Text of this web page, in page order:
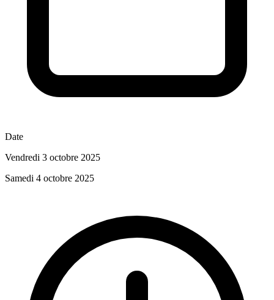
Date
Vendredi 3 octobre 2025
Samedi 4 octobre 2025